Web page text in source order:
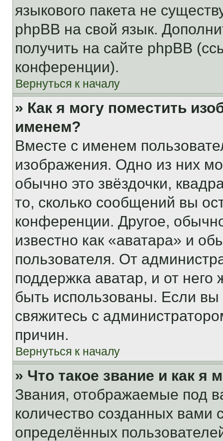
языкового пакета не
phpBB на свой язык.
получить на сайте phpBB
конференции).
Вернуться к началу
» Как я могу поместить
именем?
Вместе с именем
изображения. Одно из них
обычно это звёздочки,
то, сколько сообщений вы
конференции. Другое,
известно как «аватара» и
пользователя. От
поддержка аватар, и от него
быть использованы. Если
свяжитесь с
причин.
Вернуться к началу
» Что такое звание и как я
Звания, отображаемые под
количество созданных
определённых